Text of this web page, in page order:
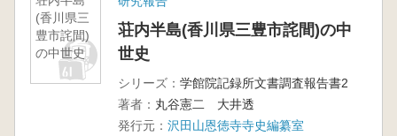
(香川県三
豊市詫間)
の中世史
荘内半島(香川県三豊市詫間)の中
世史
シリーズ： 学館院記録所文書調査報告書2
著者： 丸谷憲二 大井透
発行元： 沢田山恩徳寺寺史編纂室